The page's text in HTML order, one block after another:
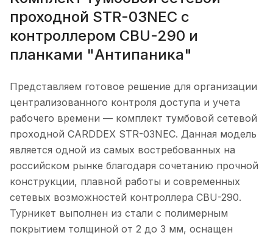
проходной STR-03NEC с
контроллером CBU-290 и
планками "Антипаника"
Представляем готовое решение для организации
централизованного контроля доступа и учета
рабочего времени — комплект тумбовой сетевой
проходной CARDDEX STR-03NEC. Данная модель
является одной из самых востребованных на
российском рынке благодаря сочетанию прочной
конструкции, плавной работы и современных
сетевых возможностей контроллера CBU-290.
Турникет выполнен из стали с полимерным
покрытием толщиной от 2 до 3 мм, оснащен